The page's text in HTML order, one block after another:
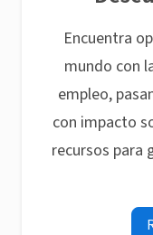
Encuentra
mundo con
empleo,
con impacto
recursos para